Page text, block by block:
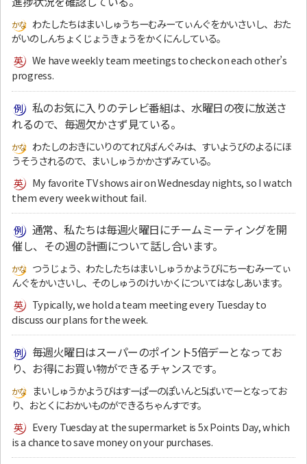
わたしたちはまいしゅうちーむみーてぃんぐをかいさいし、おた
がいのしんちょくじょうきょうをかくにんしている。
We have weekly team meetings to check on each other’s
progress.
私のお気に入りのテレビ番組は、水曜日の夜に放送さ
れるので、毎週欠かさず見ている。
わたしのおきにいりのてれびばんぐみは、すいようびのよるにほ
うそうされるので、まいしゅうかかさずみている。
My favorite TV shows air on Wednesday nights, so I watch
them every week without fail.
通常、私たちは毎週火曜日にチームミーティングを開
催し、その週の計画について話し合います。
つうじょう、わたしたちはまいしゅうかようびにちーむみーてぃ
んぐをかいさいし、そのしゅうのけいかくについてはなしあいます。
Typically, we hold a team meeting every Tuesday to
discuss our plans for the week.
毎週火曜日はスーパーのポイント5倍デーとなってお
り、お得にお買い物ができるチャンスです。
まいしゅうかようびはすーぱーのぽいんと5ばいでーとなってお
り、おとくにおかいものができるちゃんすです。
Every Tuesday at the supermarket is 5x Points Day, which
is a chance to save money on your purchases.